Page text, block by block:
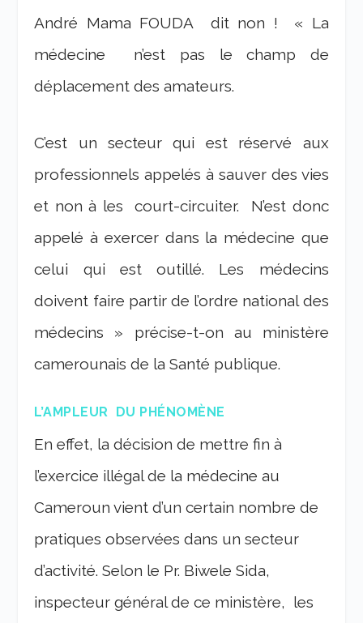
André Mama FOUDA dit non ! « La
médecine n’est pas le champ de
déplacement des amateurs.
C’est un secteur qui est réservé aux
professionnels appelés à sauver des vies
et non à les court-circuiter. N’est donc
appelé à exercer dans la médecine que
celui qui est outillé. Les médecins
doivent faire partir de l’ordre national des
médecins » précise-t-on au ministère
camerounais de la Santé publique.
L’AMPLEUR DU PHÉNOMÈNE
En effet, la décision de mettre fin à
l’exercice illégal de la médecine au
Cameroun vient d’un certain nombre de
pratiques observées dans un secteur
d’activité. Selon le Pr. Biwele Sida,
inspecteur général de ce ministère, les